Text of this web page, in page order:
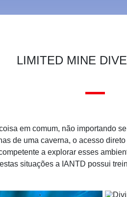
LIMITED MINE
em comum, não importando
de uma caverna, o acesso
a explorar esses
situações a IANTD possui